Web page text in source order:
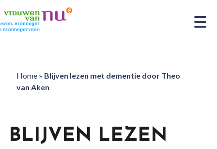
Home» Blijven lezen met dementie door Theo
van Aken
BLIJVEN LEZEN